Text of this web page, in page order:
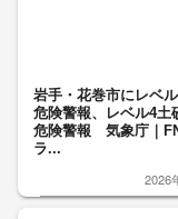
岩手・花巻市にレベ
危険警報、レベル4土
危険警報 気象庁｜
ラ...
2026